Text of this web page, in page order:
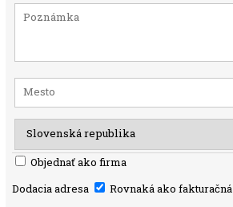
Objednať ako firma
Dodacia adresa
Rovnaká ako fakturačná